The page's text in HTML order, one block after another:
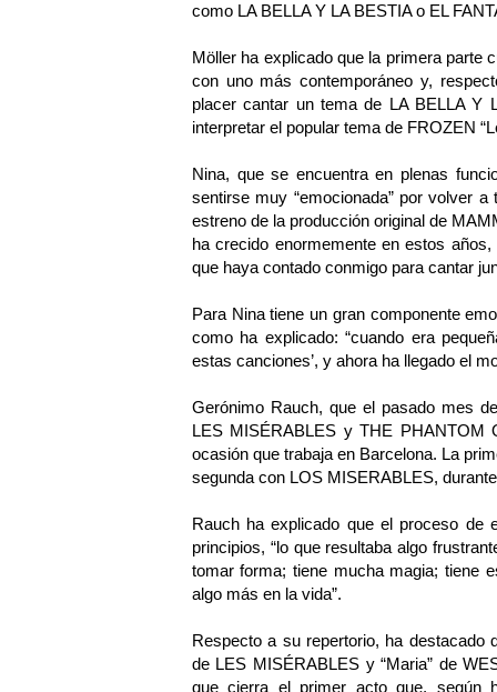
como LA BELLA Y LA BESTIA o EL
Möller ha explicado que la primera parte
con uno más contemporáneo y,
placer cantar un tema de LA BELLA Y
interpretar el popular tema de FROZEN
Nina, que se encuentra en plenas
sentirse muy “emocionada” por volver
estreno de la producción original de
ha crecido enormemente en estos
que haya contado conmigo para cantar
Para Nina tiene un gran componente
como ha explicado: “cuando era
estas canciones’, y ahora ha llegado el
Gerónimo Rauch, que el pasado mes
LES MISÉRABLES y THE PHANTOM
ocasión que trabaja en Barcelona. La
segunda con LOS MISERABLES,
Rauch ha explicado que el proceso de
principios, “lo que resultaba algo
tomar forma; tiene mucha magia; tiene
algo más en la vida”.
Respecto a su repertorio, ha destacado
de LES MISÉRABLES y “Maria” de
que cierra el primer acto que, según